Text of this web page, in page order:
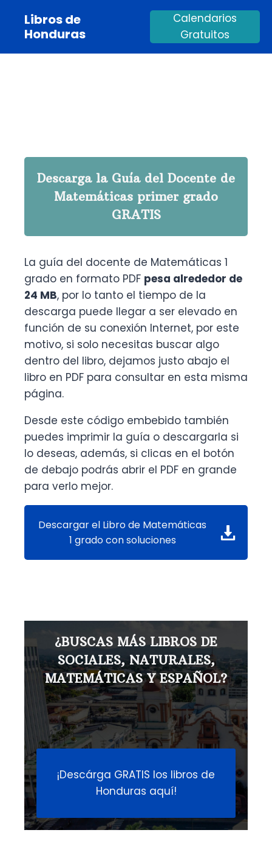
contenido
Libros de
Honduras
Calendarios
Gratuitos
Descarga la Guía del Docente de
Matemáticas primer grado
GRATIS
La guía del docente de Matemáticas 1
grado en formato PDF pesa alrededor de
24 MB, por lo tanto el tiempo de la
descarga puede llegar a ser elevado en
función de su conexión Internet, por este
motivo, si solo necesitas buscar algo
dentro del libro, dejamos justo abajo el
libro en PDF para consultar en esta misma
página.
Desde este código embebido también
puedes imprimir la guía o descargarla si
lo deseas, además, si clicas en el botón
de debajo podrás abrir el PDF en grande
para verlo mejor.
Descargar el Libro de Matemáticas
1 grado con soluciones
¿BUSCAS MÁS LIBROS DE
SOCIALES, NATURALES,
MATEMÁTICAS Y ESPAÑOL?
¡Descárga GRATIS los libros de
Honduras aquí!